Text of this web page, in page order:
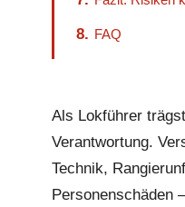
8. FAQ
Als Lokführer
Verantwortung.
Technik,
Personenschäden